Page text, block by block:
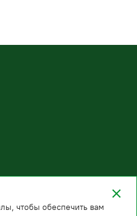
чтобы обеспечить вам